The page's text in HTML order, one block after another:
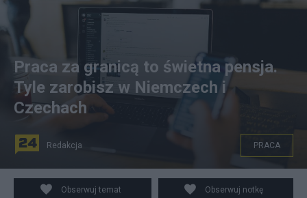
Praca za granicą to świetna pensja.
Tyle zarobisz w Niemczech i
Czechach
Redakcja PRACA
Obserwuj temat Obserwuj notkę